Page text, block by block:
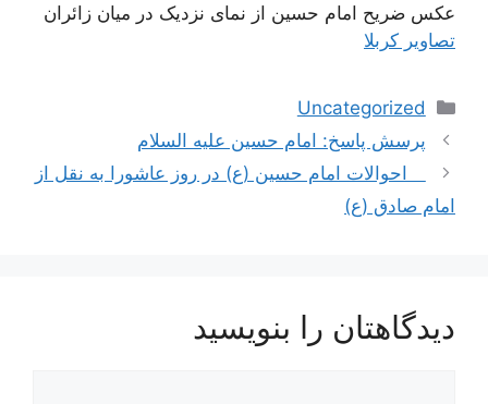
عکس ضریح امام حسین از نمای نزدیک در میان زائران
تصاویر کربلا
دسته‌ها
Uncategorized
ناوبری
نوشته‌ها
پرسش پاسخ: امام حسین علیه السلام
احوالات امام حسین (ع) در روز عاشورا به نقل از
امام صادق (ع)
دیدگاهتان را بنویسید